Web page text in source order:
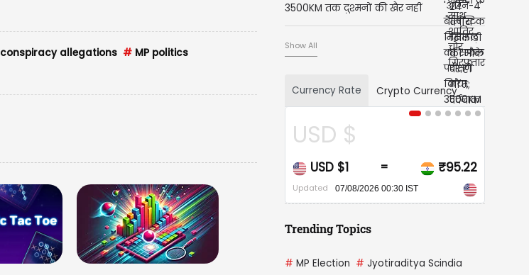
conspiracy allegations # MP politics
3500KM तक दुश्मनों की खैर नहीं
Show All
Currency Rate Crypto Currency
USD $1 = ₹95.22
Updated 07/08/2026 00:30 IST
CAD $
CAD $1 = ₹67.95
Updated 07/08/2026 00:30 IST
Trending Topics
# MP Election # Jyotiraditya Scindia